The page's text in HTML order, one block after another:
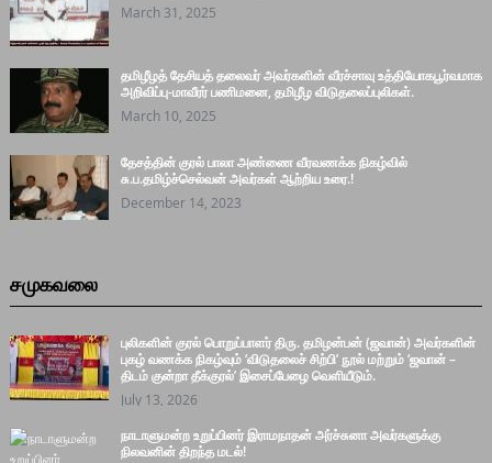
March 31, 2025
தமிழீழத் தேசியத் தலைவர் அவர்களின் வீரச்சாவு உத்தியோகபூர்வமாக
அறிவிப்பு-மாவீரர் பணிமனை, தமிழீழ விடுதலைப்புலிகள்.
March 10, 2025
தேசத்தின் குரல் பாலா அண்ணை வீரவணக்க நிகழ்வில்
சு.ப.தமிழ்ச்செல்வன் அவர்கள் ஆற்றிய உரை.!
December 14, 2023
சமுகவலை
புலிகளின் குரல் பொறுப்பாளர் திரு. தமிழன்பன் (ஜவான்) அவர்களின்
புகழ் வணக்க நிகழ்வும் ‘விடுதலைச் சிற்பி’ நூல் மற்றும் ‘ஜவான் –
திடம் குன்றா தீக்குரல்’ இசைப்பேழை வெளியீடும்.
July 13, 2026
நாடாளுமன்ற உறுப்பினர் இராமநாதன் அர்ச்சுனா அவர்களுக்கு
நிலவனின் திறந்த மடல்!